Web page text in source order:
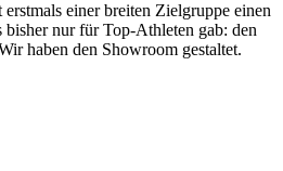
einer breiten Zielgruppe einen
bisher nur für Top-Athleten gab: den
haben den Showroom gestaltet.